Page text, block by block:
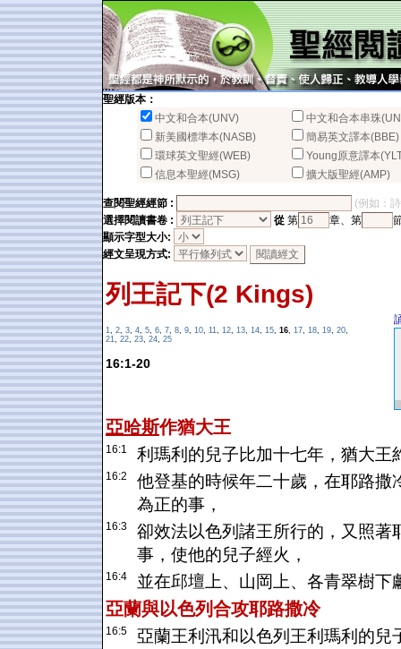
聖經版本：
中文和合本(UNV)
中文和合本串珠
新美國標準本(NASB)
簡易英文譯本(BBE)
環球英文聖經(WEB)
Young原意譯本
信息本聖經(MSG)
擴大版聖經(AMP)
查閱聖經經節 :
(例如：
選擇閱讀書卷 :
從 第 章、第
顯示字型大小:
經文呈現方式:
列王記下(2 Kings)
1, 2, 3, 4, 5, 6, 7, 8, 9, 10, 11, 12, 13, 14, 15, 16, 17, 18, 19, 20,
21, 22, 23, 24, 25
16:1-20
亞哈斯作猶大王
16:1 利瑪利的兒子比加十七年，猶大王
16:2
他登基的時候年二十歲，在耶路
為正的事，
16:3
卻效法以色列諸王所行的，又照
事，使他的兒子經火，
16:4 並在邱壇上、山岡上、各青翠樹下
亞蘭與以色列合攻耶路撒冷
16:5
亞蘭王利汛和以色列王利瑪利的